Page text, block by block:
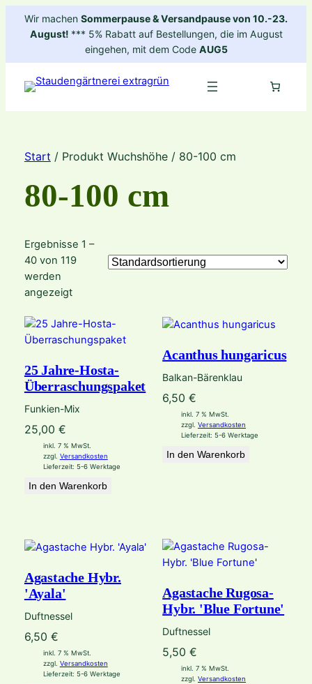
Wir machen Sommerpause & Versandpause von 10.-23.
August! *** 5% Rabatt auf Bestellungen, die im August
eingehen, mit dem Code AUG5
Start / Produkt Wuchshöhe / 80-100 cm
80-100 cm
Ergebnisse 1 –
40 von 119
werden
angezeigt
25 Jahre-Hosta-
Überraschungspaket
Funkien-Mix
25,00 €
inkl. 7 % MwSt.
zzgl. Versandkosten
Lieferzeit: 5-6 Werktage
In den Warenkorb
Acanthus hungaricus
Balkan-Bärenklau
6,50€
inkl. 7 % MwSt.
zzgl.Versandkosten
Lieferzeit:5-6 Werktage
In den Warenkorb
Agastache Hybr.
'Ayala'
Duftnessel
6,50 €
inkl. 7 % MwSt.
zzgl. Versandkosten
Lieferzeit: 5-6 Werktage
Agastache Rugosa-
Hybr. 'Blue Fortune'
Duftnessel
5,50€
inkl. 7 % MwSt.
zzgl.Versandkosten